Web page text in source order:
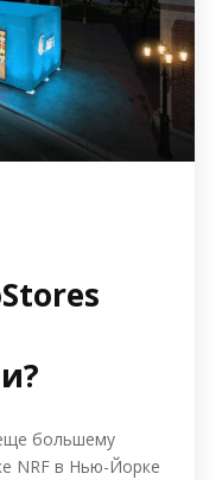
большему
NRF в Нью-Йорке